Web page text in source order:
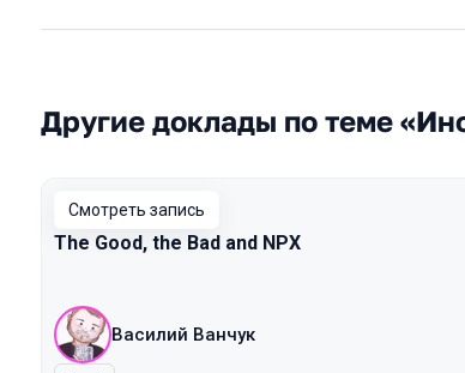
Другие доклады по теме
Смотреть запись
The Good, the Bad and NPX
Василий Ванчук